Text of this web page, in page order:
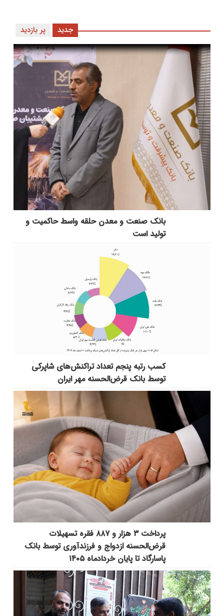
پر بازدید جدید
بانك صنعت و معدن حلقه واسط حاكمیت و
تولید است
کسب رتبه پنجم تعداد تراکنش‌های شاپرکی
توسط بانک قرض‌الحسنه مهر ایران
پرداخت ۳ هزار و ۸۸۷ فقره تسهیلات
قرض‌الحسنه ازدواج و فرزندآوری توسط بانک
پاسارگاد تا پایان خردادماه ۱۴۰۵